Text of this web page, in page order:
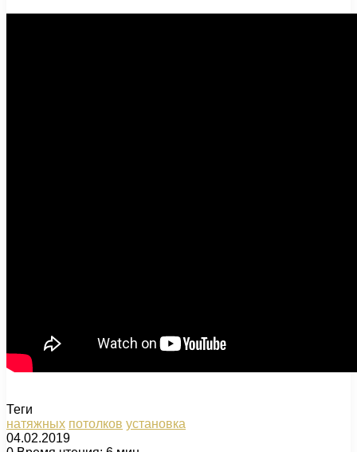
Теги
натяжных потолков установка
04.02.2019